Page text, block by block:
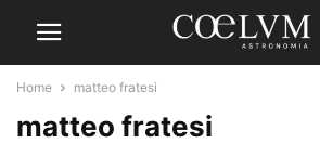
Home matteo fratesi
matteo fratesi